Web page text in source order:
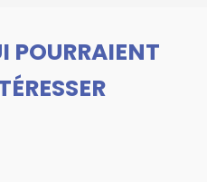
POURRAIENT